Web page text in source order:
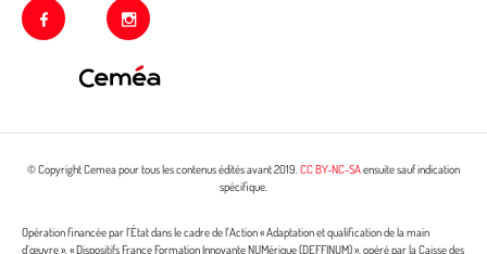
facebook instagram
© Copyright Cemea pour tous les contenus édités avant 2019.CC BY-NC-SAensuite sauf indication
spécifique.
Opération financée par l’État dans le cadre de l’Action « Adaptation et qualification de la main
d’œuvre », « Dispositifs France Formation Innovante NUMérique (DEFFINUM) », opéré par la Caisse des